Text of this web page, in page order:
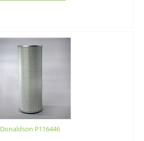
Donaldson P116446